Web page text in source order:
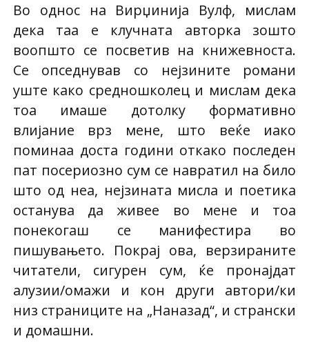
Во однос на Вирџинија Вулф, мислам
дека таа е клучната авторка зошто
воопшто се посветив на книжевноста.
Се опседнував со нејзините романи
уште како средношколец и мислам дека
тоа имаше дотолку формативно
влијание врз мене, што веќе иако
поминаа доста години откако последен
пат посериозно сум се навратил на било
што од неа, нејзината мисла и поетика
останува да живее во мене и тоа
понекогаш се манифестира во
пишувањето. Покрај ова, верзираните
читатели, сигурен сум, ќе пронајдат
алузии/омажи и кон други автори/ки
низ страниците на „Наназад“, и странски
и домашни.